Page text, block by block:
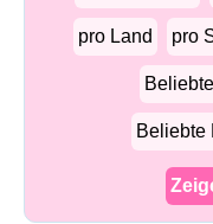
pro Land pro
Beliebte